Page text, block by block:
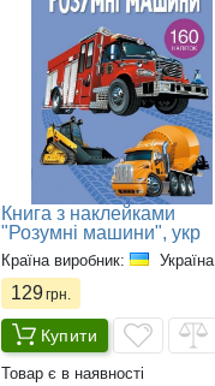
Книга з наклейками
"Розумні машини", укр
Країна виробник: Україна
129грн.
Купити
Товар є в наявності